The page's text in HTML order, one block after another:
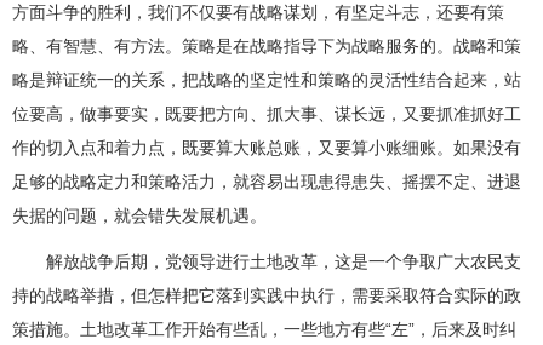
方面斗争的胜利，我们不仅要有战略谋划，有坚定斗志，还要有策
略、有智慧、有方法。策略是在战略指导下为战略服务的。战略和策
略是辩证统一的关系，把战略的坚定性和策略的灵活性结合起来，站
位要高，做事要实，既要把方向、抓大事、谋长远，又要抓准抓好工
作的切入点和着力点，既要算大账总账，又要算小账细账。如果没有
足够的战略定力和策略活力，就容易出现患得患失、摇摆不定、进退
失据的问题，就会错失发展机遇。
解放战争后期，党领导进行土地改革，这是一个争取广大农民支
持的战略举措，但怎样把它落到实践中执行，需要采取符合实际的政
策措施。土地改革工作开始有些乱，一些地方有些“左”，后来及时纠